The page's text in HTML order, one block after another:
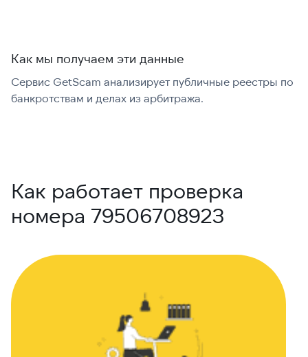
Как мы получаем эти данные
Сервис GetScam анализирует публичные реестры по
банкротствам и делах из арбитража.
Как работает проверка
номера 79506708923